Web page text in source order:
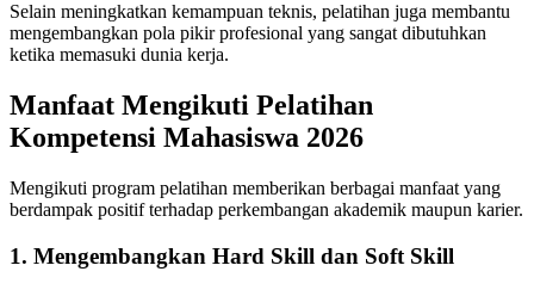
Selain meningkatkan kemampuan teknis, pelatihan juga membantu
mengembangkan pola pikir profesional yang sangat dibutuhkan
ketika memasuki dunia kerja.
Manfaat Mengikuti Pelatihan
Kompetensi Mahasiswa 2026
Mengikuti program pelatihan memberikan berbagai manfaat yang
berdampak positif terhadap perkembangan akademik maupun karier.
1. Mengembangkan Hard Skill dan Soft Skill